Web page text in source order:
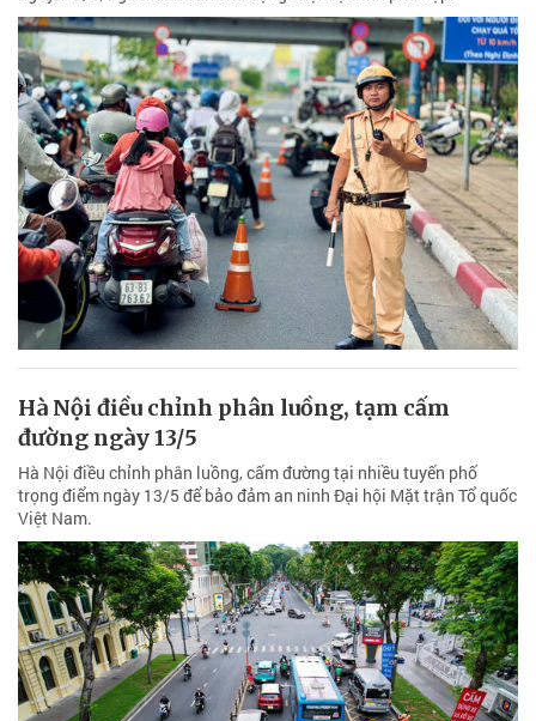
Hà Nội điều chỉnh phân luồng, tạm cấm
đường ngày 13/5
Hà Nội điều chỉnh phân luồng, cấm đường tại nhiều tuyến phố
trọng điểm ngày 13/5 để bảo đảm an ninh Đại hội Mặt trận Tổ quốc
Việt Nam.